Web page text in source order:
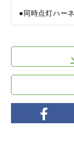
●同時点灯ハー